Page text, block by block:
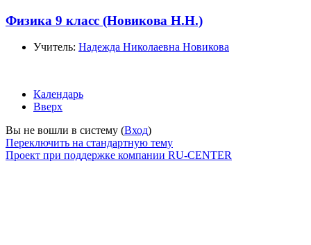
Физика 9 класс (Новикова Н.Н.)
Учитель: Надежда Николаевна Новикова
Календарь
Вверх
Вы не вошли в систему (Вход)
Переключить на стандартную тему
Проект при поддержке компании RU-CENTER